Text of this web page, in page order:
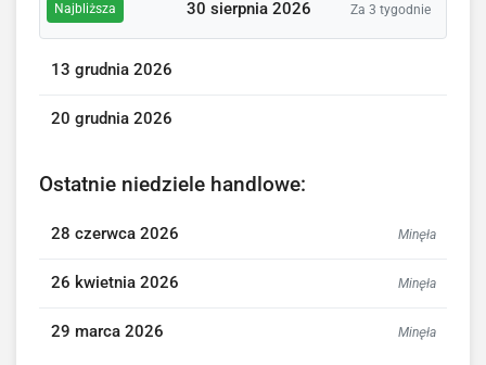
Najbliższa 30 sierpnia 2026 Za 3 tygodnie
13 grudnia 2026
20 grudnia 2026
Ostatnie niedziele handlowe:
28 czerwca 2026 Minęła
26 kwietnia 2026 Minęła
29 marca 2026 Minęła